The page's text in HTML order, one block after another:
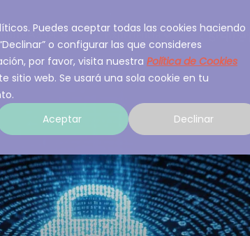
Puedes aceptar todas las cookies haciendo
o configurar las que consideres
por favor, visita nuestra Política de Cookies
sitio web. Se usará una sola cookie en tu
Aceptar Declinar
A3Sec Experiencia